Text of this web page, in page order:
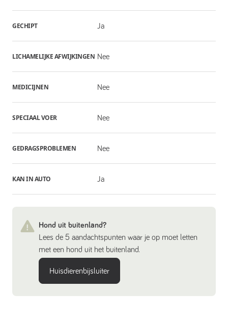
GECHIPT Ja
LICHAMELIJKE AFWIJKINGEN Nee
MEDICIJNEN Nee
SPECIAAL VOER Nee
GEDRAGSPROBLEMEN Nee
KAN IN AUTO Ja
Hond uit buitenland?
Lees de 5 aandachtspunten waar je op moet letten
met een hond uit het buitenland.
Huisdierenbijsluiter